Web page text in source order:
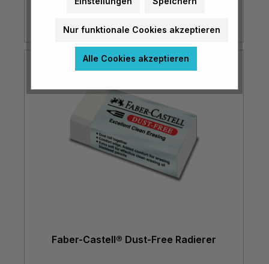
€ 3,20*
Faber-Castell® Dust-Free Radierer
Nur funktionale Cookies akzeptieren
Alle Cookies akzeptieren